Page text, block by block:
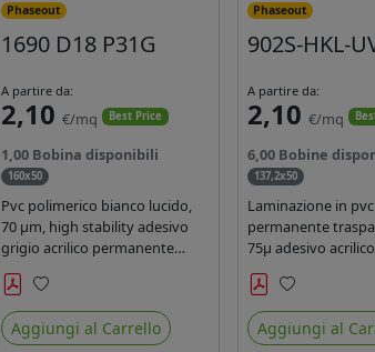
Phaseout
1690 D18 P31G
A partire da:
2,10 €/mq Best Price
1,00 Bobina disponibili
160x50
Pvc polimerico bianco lucido,
70 µm, high stability adesivo
grigio acrilico permanente
durata 5-7 anni, per stampe
con inchiostri solvente,
ecosolvente, UV e latex.
Preferiti
Aggiungi al Carrello
Phaseout
902S-HKL-
A partire da:
2,10 €/mq
6,00 Bobine
137,2x50
Laminazione in
permanente
75µ adesivo acrilico
permanente durata
filtro uv, carta kraft.
stampe con
ecosolvente, UV e
Preferiti
Aggiungi al